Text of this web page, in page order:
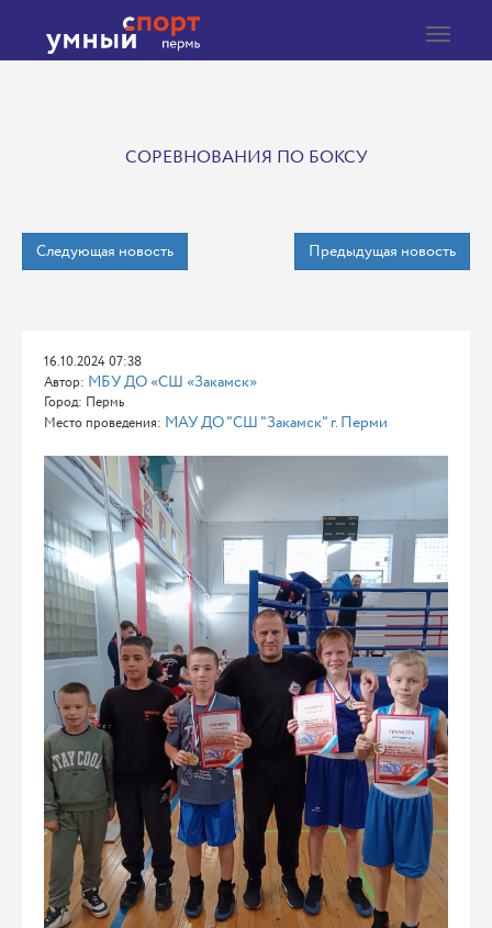
Toggle
СОРЕВНОВАНИЯ ПО БОКСУ
Следующая новость Предыдущая новость
16.10.2024 07:38
Автор: МБУ ДО «СШ «Закамск»
Город: Пермь
Место проведения: МАУ ДО "СШ "Закамск" г. Перми